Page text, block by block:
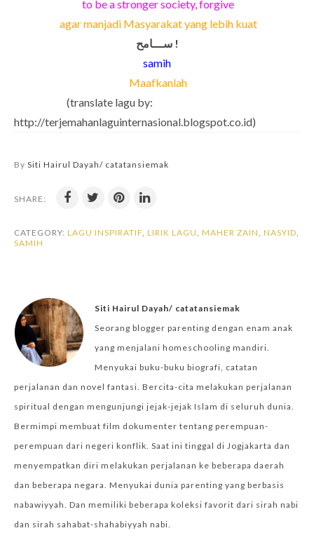
to be a stronger society, forgive
agar manjadi Masyarakat yang lebih kuat
ســـامح !
samih
Maafkanlah
(translate lagu by:
http://terjemahanlaguinternasional.blogspot.co.id)
By Siti Hairul Dayah/ catatansiemak
SHARE:
CATEGORY: LAGU INSPIRATIF, LIRIK LAGU, MAHER ZAIN, NASYID,
SAMIH
Siti Hairul Dayah/ catatansiemak
Seorang blogger parenting dengan enam anak
yang menjalani homeschooling mandiri.
Menyukai buku-buku biografi, catatan
perjalanan dan novel fantasi. Bercita-cita melakukan perjalanan
spiritual dengan mengunjungi jejak-jejak Islam di seluruh dunia.
Bermimpi membuat film dokumenter tentang perempuan-
perempuan dari negeri konflik. Saat ini tinggal di Jogjakarta dan
menyempatkan diri melakukan perjalanan ke beberapa daerah
dan beberapa negara. Menyukai dunia parenting yang berbasis
nabawiyyah. Dan memiliki beberapa koleksi favorit dari sirah nabi
dan sirah sahabat-shahabiyyah nabi.